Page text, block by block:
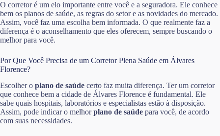
O corretor é um elo importante entre você e a seguradora. Ele conhece
bem os planos de saúde, as regras do setor e as novidades do mercado.
Assim, você faz uma escolha bem informada. O que realmente faz a
diferença é o aconselhamento que eles oferecem, sempre buscando o
melhor para você.
Por Que Você Precisa de um Corretor Plena Saúde em Álvares
Florence?
Escolher o plano de saúde certo faz muita diferença. Ter um corretor
que conhece bem a cidade de Álvares Florence é fundamental. Ele
sabe quais hospitais, laboratórios e especialistas estão à disposição.
Assim, pode indicar o melhorplano de saúde para você, de acordo
com suas necessidades.